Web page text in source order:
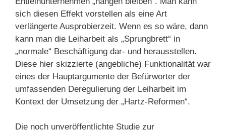
sich diesen Effekt vorstellen als eine Art
verlängerte Ausprobierzeit. Wenn es so wäre, dann
kann man die Leiharbeit als „Sprungbrett“ in
„normale“ Beschäftigung dar- und herausstellen.
Diese hier skizzierte (angebliche) Funktionalität war
eines der Hauptargumente der Befürworter der
umfassenden Deregulierung der Leiharbeit im
Kontext der Umsetzung der „Hartz-Reformen“.
Die noch unveröffentlichte Studie zur